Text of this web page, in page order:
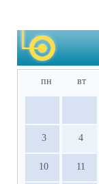
других
пн вт
3 4
10 11